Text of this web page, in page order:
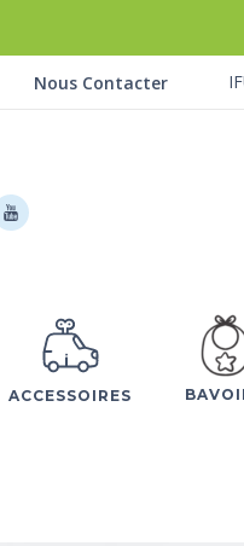
Nous Contacter
ACCESSOIRES